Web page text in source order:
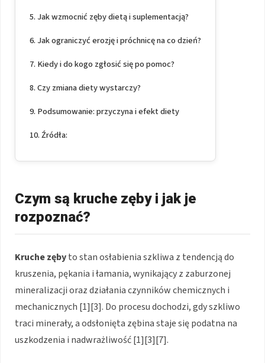
Jak wzmocnić zęby dietą i suplementacją?
Jak ograniczyć erozję i próchnicę na co dzień?
Kiedy i do kogo zgłosić się po pomoc?
Czy zmiana diety wystarczy?
Podsumowanie: przyczyna i efekt diety
Źródła:
Czym są kruche zęby i jak je
rozpoznać?
Kruche zębyto stan osłabienia szkliwa z tendencją do
kruszenia, pękania i łamania, wynikający z zaburzonej
mineralizacji oraz działania czynników chemicznych i
mechanicznych [1][3]. Do procesu dochodzi, gdy szkliwo
traci minerały, a odsłonięta zębina staje się podatna na
uszkodzenia i nadwrażliwość [1][3][7].